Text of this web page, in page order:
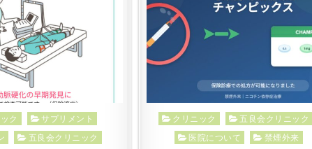
ク
サプリメント
五良会クリニック
Posted
クリニック
五良会クリニック
医院について
禁煙外来